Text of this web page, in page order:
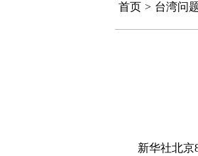
首页 > 台湾问
新华社北京8